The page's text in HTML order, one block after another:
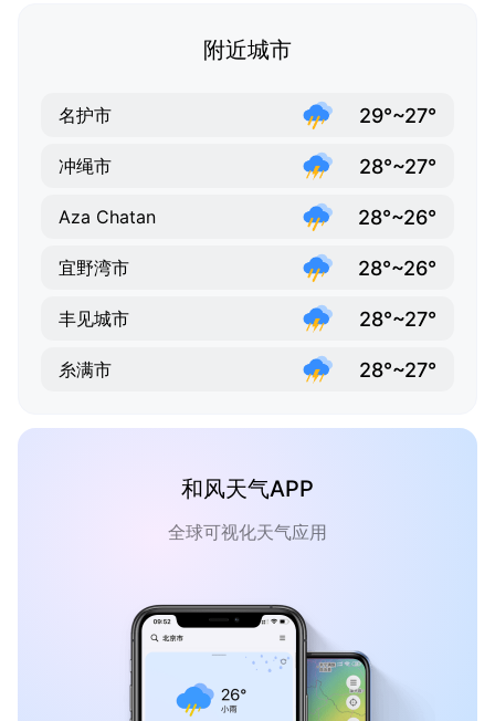
附近城市
名护市 29°~27°
冲绳市 28°~27°
Aza Chatan 28°~26°
宜野湾市 28°~26°
丰见城市 28°~27°
糸满市 28°~27°
和风天气APP
全球可视化天气应用